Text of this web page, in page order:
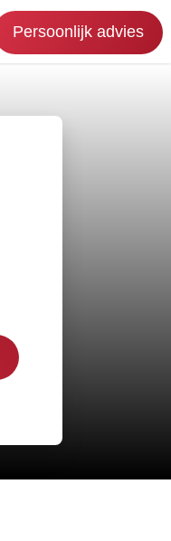
Persoonlijk advies